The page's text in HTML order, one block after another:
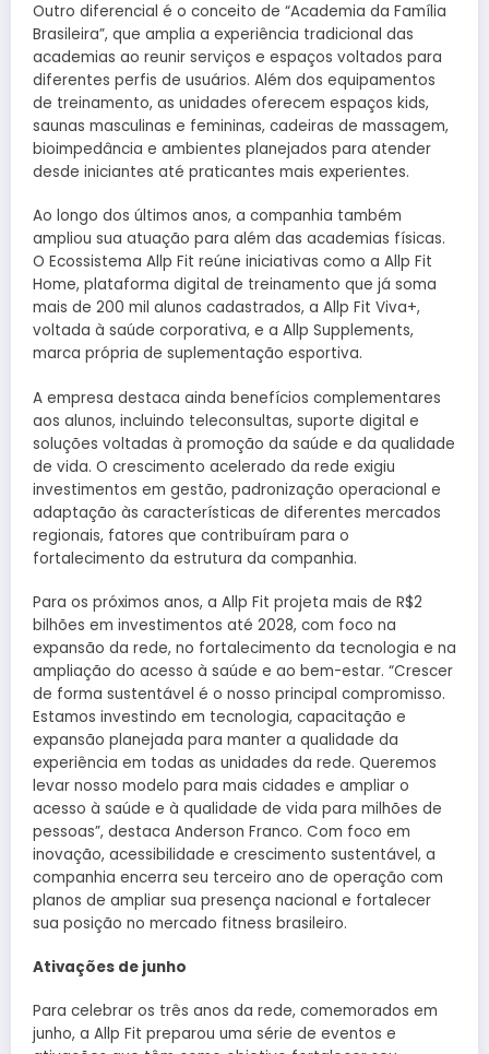
Outro diferencial é o conceito de “Academia da Família
Brasileira”, que amplia a experiência tradicional das
academias ao reunir serviços e espaços voltados para
diferentes perfis de usuários. Além dos equipamentos
de treinamento, as unidades oferecem espaços kids,
saunas masculinas e femininas, cadeiras de massagem,
bioimpedância e ambientes planejados para atender
desde iniciantes até praticantes mais experientes.
Ao longo dos últimos anos, a companhia também
ampliou sua atuação para além das academias físicas.
O Ecossistema Allp Fit reúne iniciativas como a Allp Fit
Home, plataforma digital de treinamento que já soma
mais de 200 mil alunos cadastrados, a Allp Fit Viva+,
voltada à saúde corporativa, e a Allp Supplements,
marca própria de suplementação esportiva.
A empresa destaca ainda benefícios complementares
aos alunos, incluindo teleconsultas, suporte digital e
soluções voltadas à promoção da saúde e da qualidade
de vida. O crescimento acelerado da rede exigiu
investimentos em gestão, padronização operacional e
adaptação às características de diferentes mercados
regionais, fatores que contribuíram para o
fortalecimento da estrutura da companhia.
Para os próximos anos, a Allp Fit projeta mais de R$2
bilhões em investimentos até 2028, com foco na
expansão da rede, no fortalecimento da tecnologia e na
ampliação do acesso à saúde e ao bem-estar. “Crescer
de forma sustentável é o nosso principal compromisso.
Estamos investindo em tecnologia, capacitação e
expansão planejada para manter a qualidade da
experiência em todas as unidades da rede. Queremos
levar nosso modelo para mais cidades e ampliar o
acesso à saúde e à qualidade de vida para milhões de
pessoas”, destaca Anderson Franco. Com foco em
inovação, acessibilidade e crescimento sustentável, a
companhia encerra seu terceiro ano de operação com
planos de ampliar sua presença nacional e fortalecer
sua posição no mercado fitness brasileiro.
Ativações de junho
Para celebrar os três anos da rede, comemorados em
junho, a Allp Fit preparou uma série de eventos e